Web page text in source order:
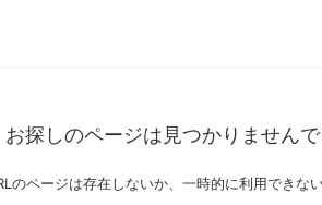
お探しのページは見つかりません
のページは存在しないか、一時的に利用できな